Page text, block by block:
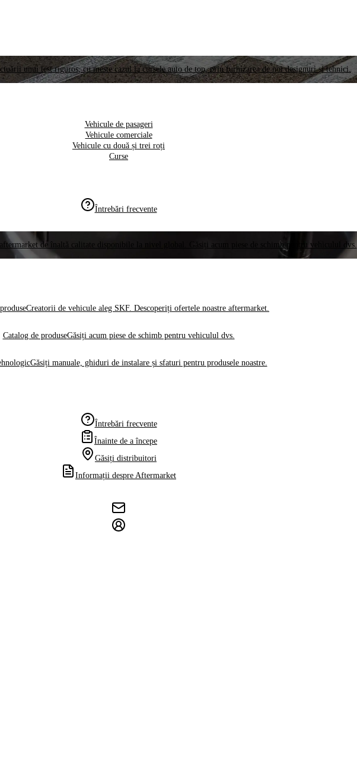
unui test riguros, cu meste cazul la cursele auto de top, prin furnizarea de noi designuri și tehnici.
Vehicule de pasageri
Vehicule comerciale
Vehicule cu două și trei roți
Curse
Întrebări frecvente
de înaltă calitate disponibile la nivel global. Găsiți acum piese de schimb pentru vehiculul dvs.
Creatorii de vehicule aleg SKF. Descoperiți ofertele noastre aftermarket.
Catalog de produseGăsiți acum piese de schimb pentru vehiculul dvs.
Găsiți manuale, ghiduri de instalare și sfaturi pentru produsele noastre.
Întrebări frecvente
Înainte de a începe
Găsiți distribuitori
Informații despre Aftermarket